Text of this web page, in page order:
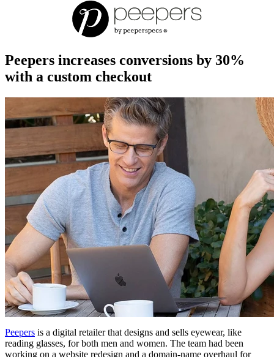
Peepers increases conversions by 30%
with a custom checkout
Peepers is a digital retailer that designs and sells eyewear, like
reading glasses, for both men and women. The team had been
working on a website redesign and a domain-name overhaul for